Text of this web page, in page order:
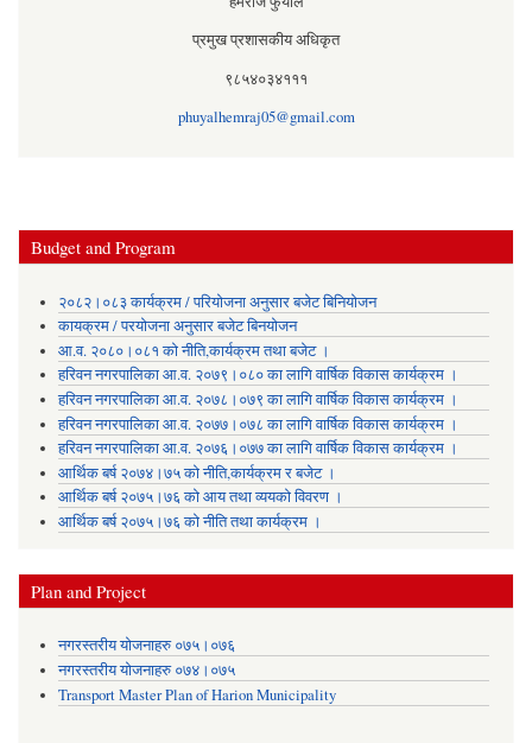
प्रमुख प्रशासकीय अधिकृत
९८५४०३४१११
phuyalhemraj05@gmail.com
Budget and Program
२०८२।०८३ कार्यक्रम / परियोजना अनुसार बजेट बिनियोजन
कायक्रम / परयोजना अनुसार बजेट बिनयोजन
आ.व. २०८०।०८१ को नीति,कार्यक्रम तथा बजेट ।
हरिवन नगरपालिका आ‍.व. २०७९।०८० का लागि वार्षिक विकास कार्यक्रम ।
हरिवन नगरपालिका आ‍.व. २०७८।०७९ का लागि वार्षिक विकास कार्यक्रम ।
हरिवन नगरपालिका आ‍.व. २०७७।०७८ का लागि वार्षिक विकास कार्यक्रम ।
हरिवन नगरपालिका आ‍.व. २०७६।०७७ का लागि वार्षिक विकास कार्यक्रम ।
आर्थिक बर्ष २०७४।७५ को नीति,कार्यक्रम र बजेट ।
आर्थिक बर्ष २०७५।७६ को आय तथा व्ययकाे विवरण ।
आर्थिक बर्ष २०७५।७६ को नीति तथा कार्यक्रम ।
Plan and Project
नगरस्तरीय योजनाहरु ०७५।०७६
नगरस्तरीय योजनाहरु ०७४।०७५
Transport Master Plan of Harion Municipality